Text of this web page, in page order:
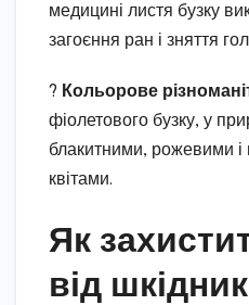
медицині листя бузку
загоєння ран і зняття
? Кольорове
фіолетового бузку, у
блакитними, рожевими і
квітами.
Як
від